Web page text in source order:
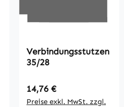
Verbindungsstutzen
35/28
Regulärer Preis:
14,76 €
Preise exkl. MwSt. zzgl.